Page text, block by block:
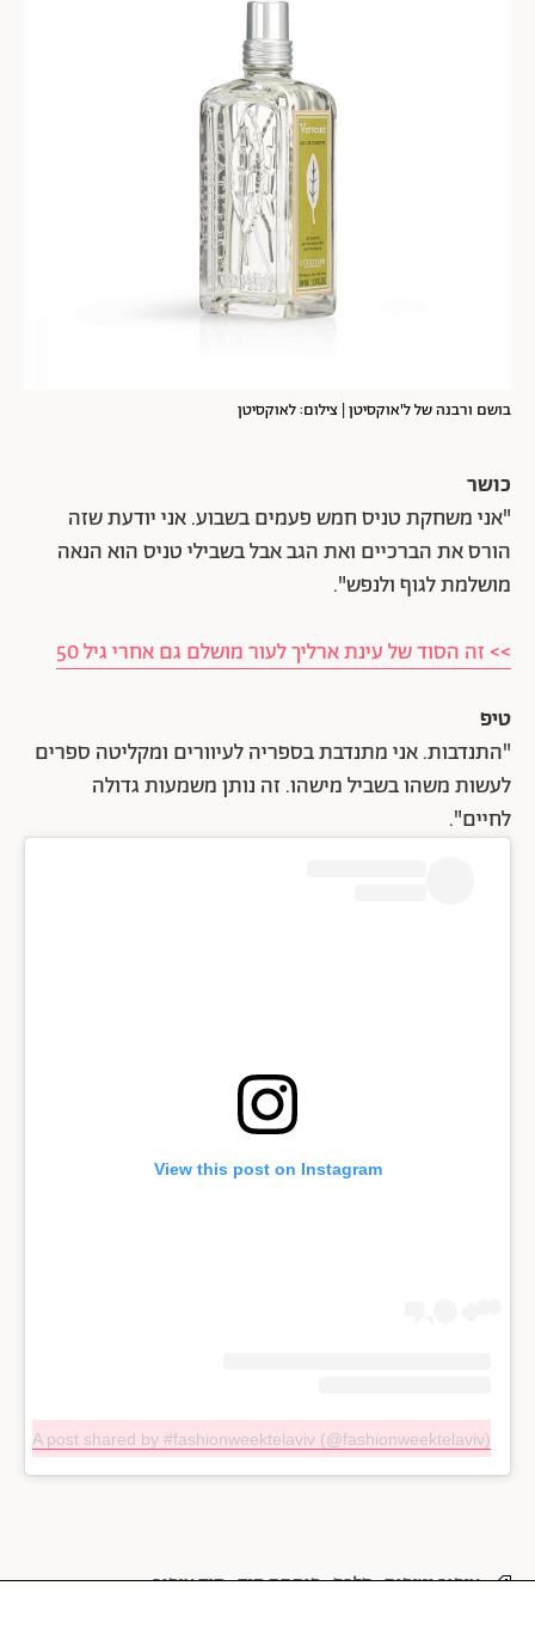
בושם ורבנה של ל'אוקסיטן | צילום: לאוקסיטן
כושר
"אני משחקת טניס חמש פעמים בשבוע. אני יודעת שזה
הורס את הברכיים ואת הגב אבל בשבילי טניס הוא הנאה
מושלמת לגוף ולנפש".
>> זה הסוד של עינת ארליך לעור מושלם גם אחרי גיל 50
טיפ
"התנדבות. אני מתנדבת בספריה לעיוורים ומקליטה ספרים
לעשות משהו בשביל מישהו. זה נותן משמעות גדולה
לחיים".
View this post on Instagram
A post shared by #fashionweektelaviv (@fashionweektelaviv)
איפור וטיפוח סלבס פותחת תיק תיק איפור